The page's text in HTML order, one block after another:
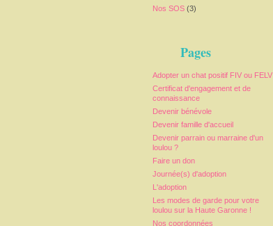
Nos SOS (3)
Pages
Adopter un chat positif FIV ou FELV
Certificat d'engagement et de
connaissance
Devenir bénévole
Devenir famille d'accueil
Devenir parrain ou marraine d'un
loulou ?
Faire un don
Journée(s) d'adoption
L'adoption
Les modes de garde pour votre
loulou sur la Haute Garonne !
Nos coordonnées